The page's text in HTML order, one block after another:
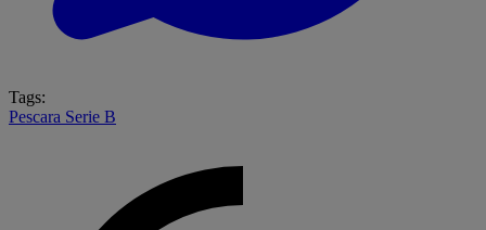
Tags:
Pescara Serie B